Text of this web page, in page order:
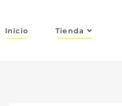
Inicio Tienda